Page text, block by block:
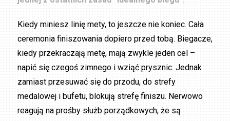
Kiedy miniesz linię mety, to jeszcze nie koniec. Cała
ceremonia finiszowania dopiero przed tobą. Biegacze,
kiedy przekraczają metę, mają zwykle jeden cel –
napić się czegoś zimnego i wziąć prysznic. Jednak
zamiast przesuwać się do przodu, do strefy
medalowej i bufetu, blokują strefę finiszu. Nerwowo
reagują na prośby służb porządkowych, że są